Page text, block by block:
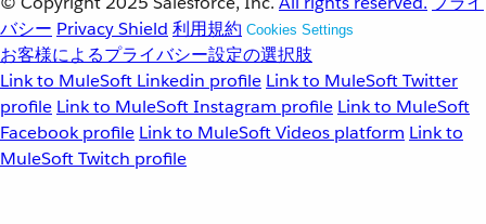
バシー Privacy Shield 利用規約 Cookies Settings
お客様によるプライバシー設定の選択肢
Link to MuleSoft Linkedin profile Link to MuleSoft Twitter
profile Link to MuleSoft Instagram profile Link to MuleSoft
Facebook profile Link to MuleSoft Videos platform Link to
MuleSoft Twitch profile